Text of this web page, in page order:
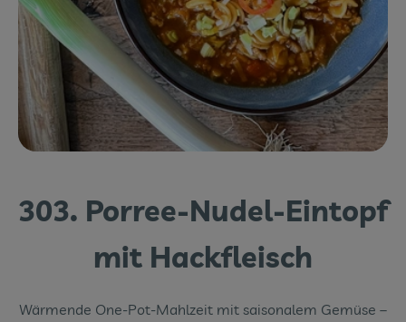
Themenwelten
Obst & Gemüse
Frischetheke
Vorratskammer
Getränke
303. Porree-Nudel-Eintopf
mit Hackfleisch
Wärmende One-Pot-Mahlzeit mit saisonalem Gemüse –